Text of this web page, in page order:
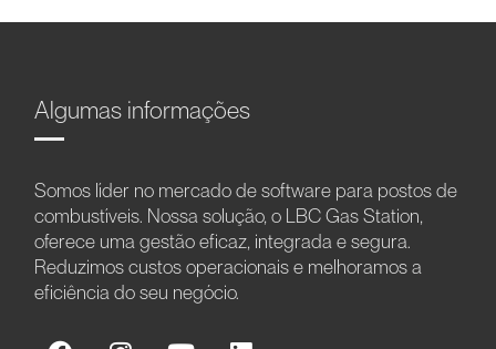
Algumas informações
Somos líder no mercado de software para postos de
combustíveis. Nossa solução, o LBC Gas Station,
oferece uma gestão eficaz, integrada e segura.
Reduzimos custos operacionais e melhoramos a
eficiência do seu negócio.